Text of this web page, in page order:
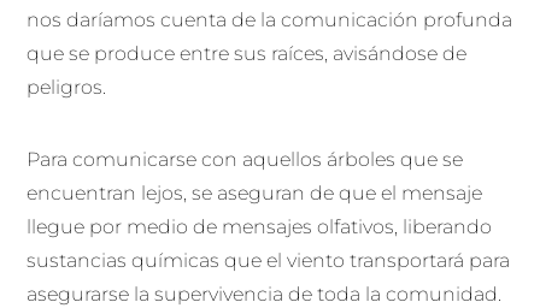
nos daríamos cuenta de la comunicación profunda
que se produce entre sus raíces, avisándose de
peligros.
Para comunicarse con aquellos árboles que se
encuentran lejos, se aseguran de que el mensaje
llegue por medio de mensajes olfativos, liberando
sustancias químicas que el viento transportará para
asegurarse la supervivencia de toda la comunidad.